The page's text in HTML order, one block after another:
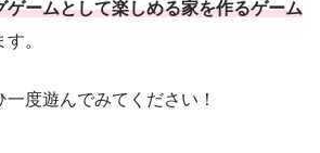
ゲームとして楽しめる家を作るゲーム
。
度遊んでみてください！